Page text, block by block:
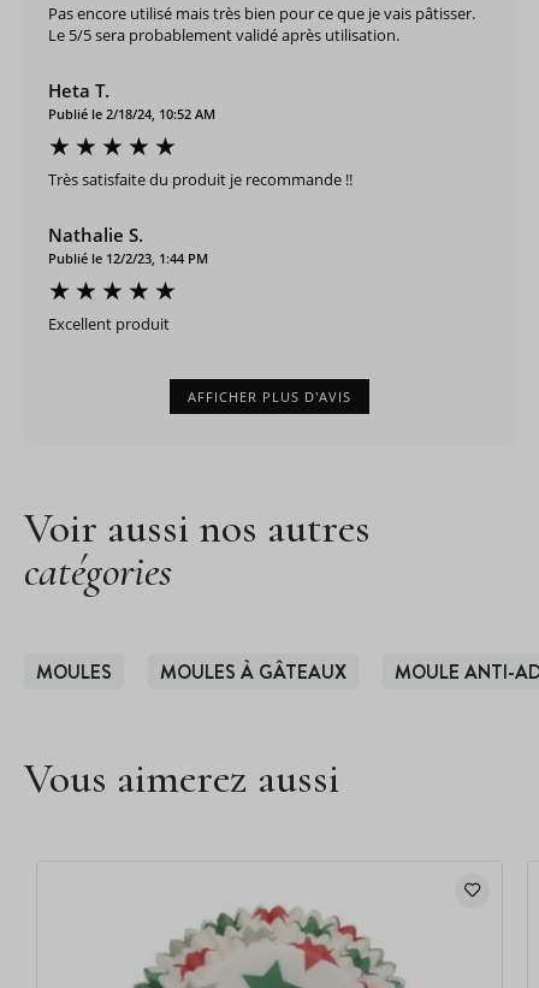
Pas encore utilisé mais très bien pour ce que je vais pâtisser.
Le 5/5 sera probablement validé après utilisation.
Heta T.
Publié le 2/18/24, 10:52 AM
Très satisfaite du produit je recommande !!
Nathalie S.
Publié le 12/2/23, 1:44 PM
Excellent produit
AFFICHER PLUS D'AVIS
Voir aussi nos autres
catégories
MOULES MOULES À GÂTEAUX MOULE ANTI-
Vous aimerez aussi